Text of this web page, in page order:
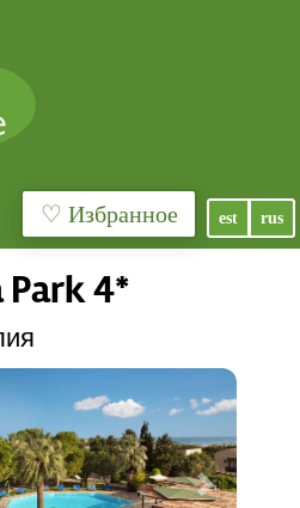
♡ Избранное est rus
Park 4*
Next